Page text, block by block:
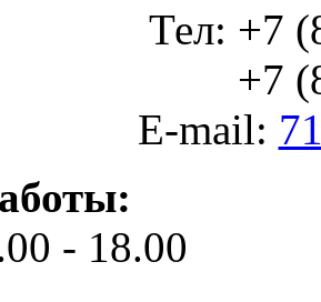
Тел: +7
+7
E-mail:
- 18.00